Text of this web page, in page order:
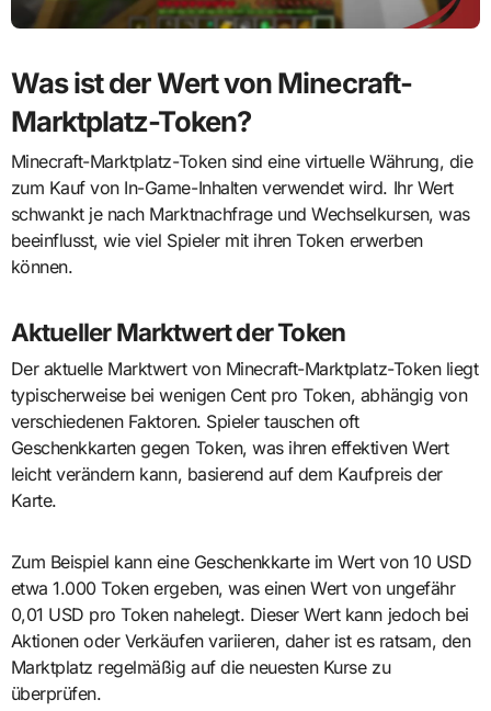
Was ist der Wert von Minecraft-
Marktplatz-Token?
Minecraft-Marktplatz-Token sind eine virtuelle Währung, die
zum Kauf von In-Game-Inhalten verwendet wird. Ihr Wert
schwankt je nach Marktnachfrage und Wechselkursen, was
beeinflusst, wie viel Spieler mit ihren Token erwerben
können.
Aktueller Marktwert der Token
Der aktuelle Marktwert von Minecraft-Marktplatz-Token liegt
typischerweise bei wenigen Cent pro Token, abhängig von
verschiedenen Faktoren. Spieler tauschen oft
Geschenkkarten gegen Token, was ihren effektiven Wert
leicht verändern kann, basierend auf dem Kaufpreis der
Karte.
Zum Beispiel kann eine Geschenkkarte im Wert von 10 USD
etwa 1.000 Token ergeben, was einen Wert von ungefähr
0,01 USD pro Token nahelegt. Dieser Wert kann jedoch bei
Aktionen oder Verkäufen variieren, daher ist es ratsam, den
Marktplatz regelmäßig auf die neuesten Kurse zu
überprüfen.